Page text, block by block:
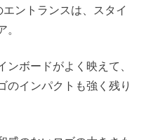
エントランスは、スタイ
。
ボードがよく映えて、
のインパクトも強く残り